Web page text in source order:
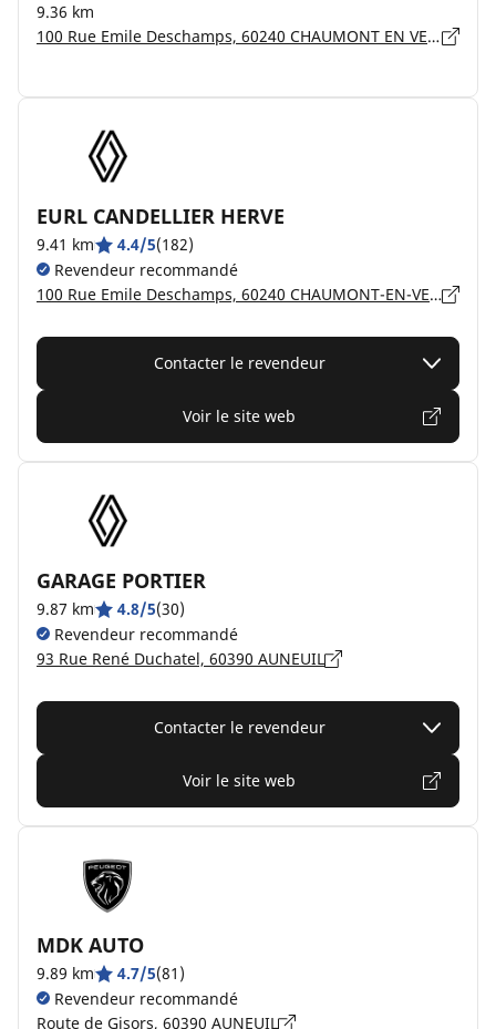
9.36 km
100 Rue Emile Deschamps, 60240 CHAUMONT EN VEXIN
EURL CANDELLIER HERVE
9.41 km 4.4/5(182)
Revendeur recommandé
100 Rue Emile Deschamps, 60240 CHAUMONT-EN-VEXIN
Contacter le revendeur
Voir le site web
GARAGE PORTIER
9.87 km 4.8/5(30)
Revendeur recommandé
93 Rue René Duchatel, 60390 AUNEUIL
Contacter le revendeur
Voir le site web
MDK AUTO
9.89 km 4.7/5(81)
Revendeur recommandé
Route de Gisors, 60390 AUNEUIL